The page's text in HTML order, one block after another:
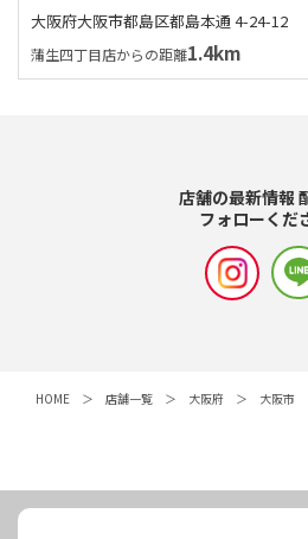
大阪府大阪市都島区都島本通 4-24-12
蒲生四丁目店からの距離1.4km
店舗の最新情報
フォローくだ
HOME 店舗一覧 大阪府 大阪市